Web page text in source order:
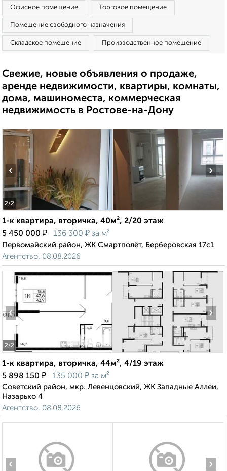
Офисное помещение Торговое помещение
Помещение свободного назначения
Складское помещение Производственное помещение
Свежие, новые объявления о продаже,
аренде недвижимости, квартиры, комнаты,
дома, машиноместа, коммерческая
недвижимость в Ростове-на-Дону
2/2
‹ ›
1-к квартира, вторичка, 40м², 2/20 этаж
5 450 000 ₽ 136 300 ₽ за м²
Первомайский район, ЖК Смартполёт, Берберовская 17с1
Агентство, 08.08.2026
2/2
‹ ›
1-к квартира, вторичка, 44м², 4/19 этаж
5 898 150 ₽ 135 000 ₽ за м²
Советский район, мкр. Левенцовский, ЖК Западные Аллеи,
Назарько 4
Агентство, 08.08.2026
‹ ›